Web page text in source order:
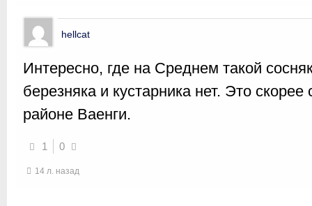
hellcat
Интересно, где на Среднем такой
березняка и кустарника нет. Это
районе Ваенги.
1 0
14 л. назад